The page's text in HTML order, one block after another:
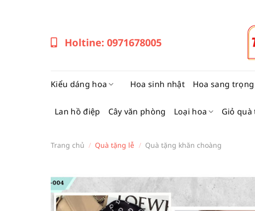
Holtine: 0971678005
Kiểu dáng hoa Hoa sinh nhật Hoa sang trọng
Lan hồ điệp Cây văn phòng Loại hoa Giỏ quà
Trang chủ / Quà tặng lễ / Quà tặng khăn choàng